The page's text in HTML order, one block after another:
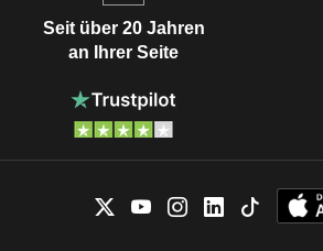
Seit über 20 Jahren
an Ihrer Seite